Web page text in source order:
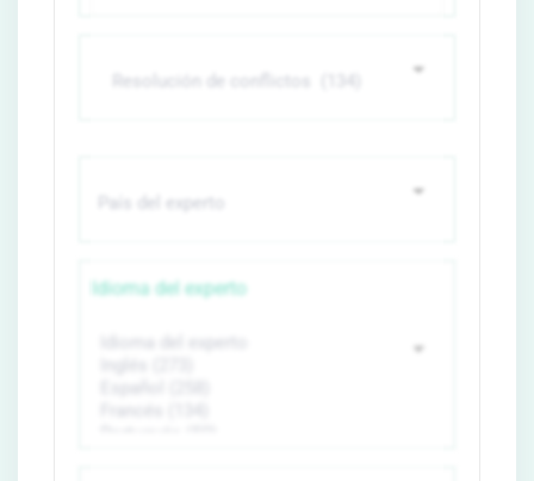
Idioma del experto